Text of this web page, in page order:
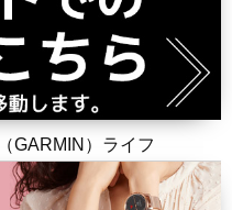
GARMIN）ライフ